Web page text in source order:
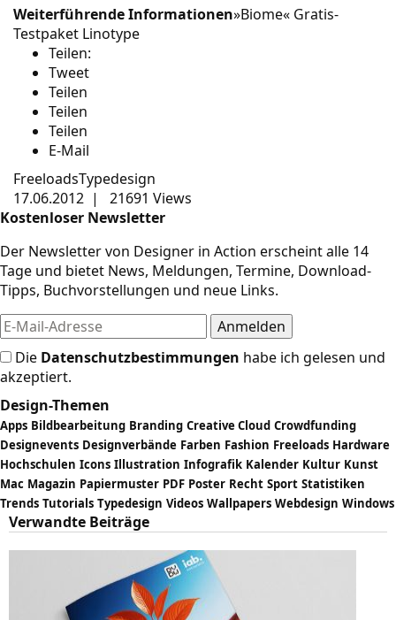
Weiterführende Informationen»Biome« Gratis-
Testpaket Linotype
Teilen:
Tweet
Teilen
Teilen
Teilen
E-Mail
FreeloadsTypedesign
17.06.2012 |
21691 Views
Kostenloser Newsletter
Der Newsletter von Designer in Action erscheint alle 14
Tage und bietet News, Meldungen, Termine, Download-
Tipps, Buchvorstellungen und neue Links.
Die Datenschutzbestimmungen habe ich gelesen und
akzeptiert.
Design-Themen
Apps Bildbearbeitung Branding Creative Cloud Crowdfunding
Designevents Designverbände Farben Fashion Freeloads Hardware
Hochschulen Icons Illustration Infografik Kalender Kultur Kunst
Mac Magazin Papiermuster PDF Poster Recht Sport Statistiken
Trends Tutorials Typedesign Videos Wallpapers Webdesign Windows
Verwandte Beiträge